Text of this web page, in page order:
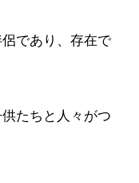
侶であり、存在で
たちと人々がつ